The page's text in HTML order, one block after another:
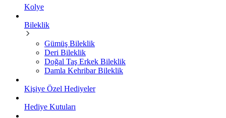
Kolye
Bileklik
Gümüş Bileklik
Deri Bileklik
Doğal Taş Erkek Bileklik
Damla Kehribar Bileklik
Kişiye Özel Hediyeler
Hediye Kutuları